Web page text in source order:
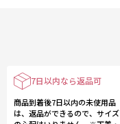
7日以内なら返品可
商品到着後7日以内の未使用品
は、返品ができるので、サイズ